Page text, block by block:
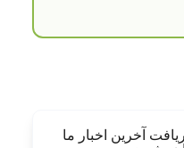
آخرین اخبار ما